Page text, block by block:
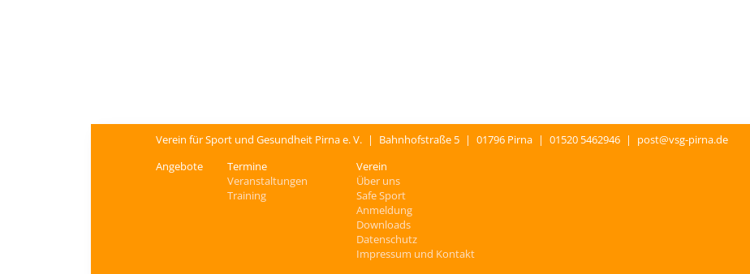
Verein für Sport und Gesundheit Pirna e. V. | Bahnhofstraße 5 | 01796 Pirna | 01520 5462946 |
post@vsg-pirna.de
Angebote
Termine
Veranstaltungen
Training
Verein
Über uns
Safe Sport
Anmeldung
Downloads
Datenschutz
Impressum und Kontakt